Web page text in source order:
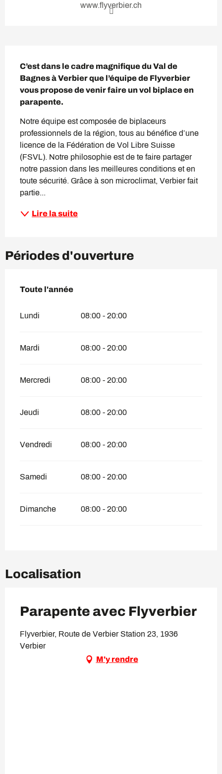
www.flyverbier.ch
C’est dans le cadre magnifique du Val de
Bagnes à Verbier que l’équipe de Flyverbier
vous propose de venir faire un vol biplace en
parapente.
Notre équipe est composée de biplaceurs
professionnels de la région, tous au bénéfice d’une
licence de la Fédération de Vol Libre Suisse
(FSVL). Notre philosophie est de te faire partager
notre passion dans les meilleures conditions et en
toute sécurité. Grâce à son microclimat, Verbier fait
partie...
Lire la suite
Périodes d'ouverture
Toute l'année
Toute l'année
Lundi 08:00 - 20:00
Mardi 08:00 - 20:00
Mercredi 08:00 - 20:00
Jeudi 08:00 - 20:00
Vendredi 08:00 - 20:00
Samedi 08:00 - 20:00
Dimanche 08:00 - 20:00
Localisation
Parapente avec Flyverbier
Flyverbier, Route de Verbier Station 23, 1936
Verbier
M'y rendre